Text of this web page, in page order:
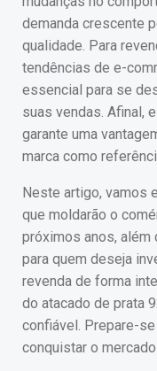
demanda crescente
qualidade. Para
tendências de e-
essencial para se
suas vendas. Afinal,
garante uma
marca como
Neste artigo, vamos
que moldarão o
próximos anos,
para quem deseja
revenda de forma
do atacado de prata
confiável. Prepare-
conquistar o